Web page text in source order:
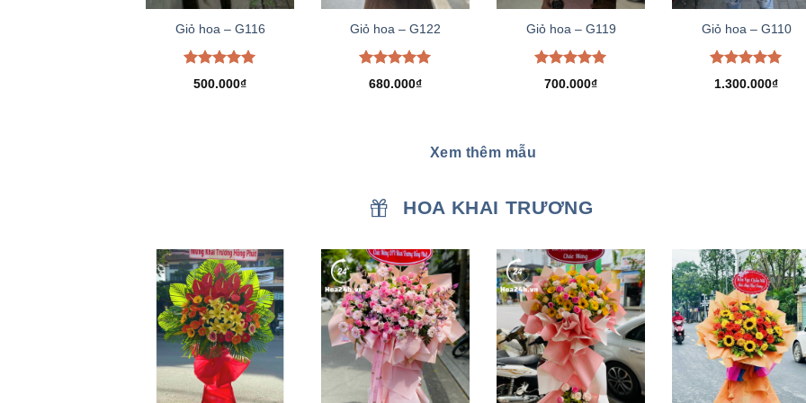
Giỏ hoa – G116
Được xếp
hạng5.00
500.000₫
Giỏ hoa – G122
Được xếp
hạng5.00
680.000₫
Giỏ hoa – G119
Được xếp
hạng5.00
700.000₫
Giỏ hoa – G110
Được xếp
hạng5.00
1.300.000₫
Xem thêm mẫu
HOA KHAI TRƯƠNG